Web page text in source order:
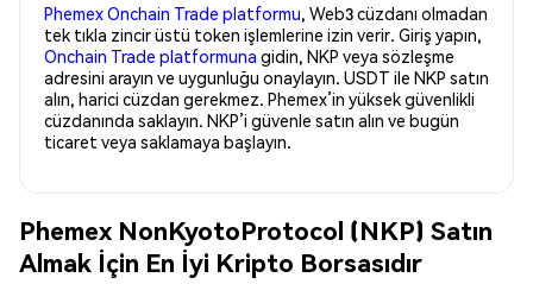
Phemex Onchain Trade platformu, Web3 cüzdanı olmadan
tek tıkla zincir üstü token işlemlerine izin verir. Giriş yapın,
Onchain Trade platformuna gidin, NKP veya sözleşme
adresini arayın ve uygunluğu onaylayın. USDT ile NKP satın
alın, harici cüzdan gerekmez. Phemex’in yüksek güvenlikli
cüzdanında saklayın. NKP’i güvenle satın alın ve bugün
ticaret veya saklamaya başlayın.
Phemex NonKyotoProtocol (NKP) Satın
Almak İçin En İyi Kripto Borsasıdır